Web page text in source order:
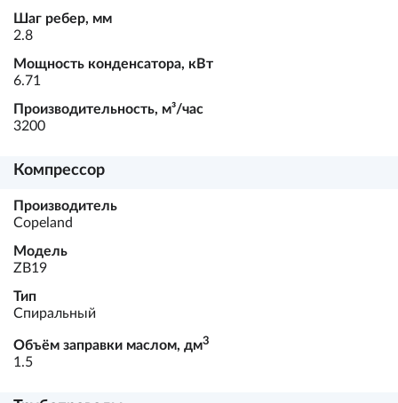
Шаг ребер, мм
2.8
Мощность конденсатора, кВт
6.71
Производительность, м³/час
3200
Компрессор
Производитель
Copeland
Модель
ZB19
Тип
Спиральный
Объём заправки маслом, дм3
1.5